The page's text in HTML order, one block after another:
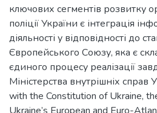
ключових сегментів розвитку
поліції України є інтеграція
діяльності у відповідності до
Європейського Союзу, яка є
єдиного процесу реалізації
Міністерства внутрішніх справ
with the Constitution of Ukraine,